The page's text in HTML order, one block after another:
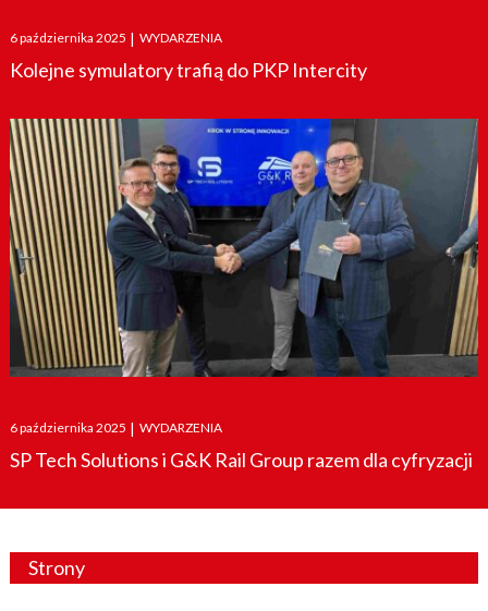
Posted
on
6 października 2025 | WYDARZENIA
Kolejne symulatory trafią do PKP Intercity
Posted
on
6 października 2025 | WYDARZENIA
SP Tech Solutions i G&K Rail Group razem dla cyfryzacji
Strony